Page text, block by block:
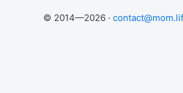
© 2014—2026 ·